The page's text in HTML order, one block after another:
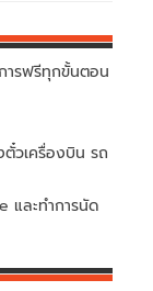
ารฟรีทุกขั้นตอน
วเครื่องบิน รถ
และทำการนัด